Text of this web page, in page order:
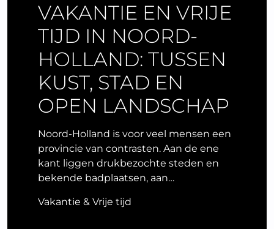
VAKANTIE EN VRIJE
TIJD IN NOORD-
HOLLAND: TUSSEN
KUST, STAD EN
OPEN LANDSCHAP
Noord-Holland is voor veel mensen een
provincie van contrasten. Aan de ene
kant liggen drukbezochte steden en
bekende badplaatsen, aan…
Vakantie & Vrije tijd